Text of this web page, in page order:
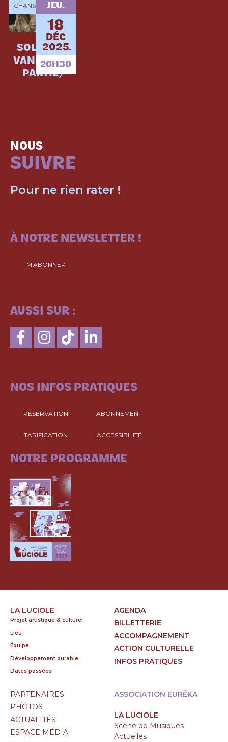
CHANSON JEU.
18
DÉC
2025.
20H30
SOLANN +
VANILLE (1E
PARTIE)
NOUS
SUIVRE
Pour ne rien rater !
À NOTRE NEWSLETTER !
M'ABONNER
AUSSI SUR :
NOS INFOS PRATIQUES
RÉSERVATION ABONNEMENT
TARIFICATION ACCESSIBILITÉ
NOTRE PROGRAMME
LA LUCIOLE
Projet artistique & culturel
Lieu
Équipe
Développement durable
Dates passées
AGENDA
BILLETTERIE
ACCOMPAGNEMENT
ACTION CULTURELLE
INFOS PRATIQUES
PARTENAIRES
PHOTOS
ACTUALITÉS
ESPACE MÉDIA
ASSOCIATION EURÊKA
LA LUCIOLE
Scène de Musiques
Actuelles